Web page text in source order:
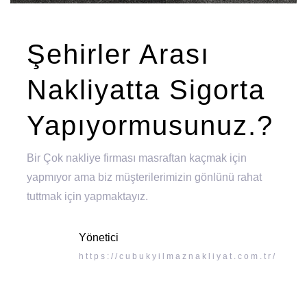
Şehirler Arası
Nakliyatta Sigorta
Yapıyormusunuz.?
Bir Çok nakliye firması masraftan kaçmak için
yapmıyor ama biz müşterilerimizin gönlünü rahat
tuttmak için yapmaktayız.
Yönetici
https://cubukyilmaznakliyat.com.tr/